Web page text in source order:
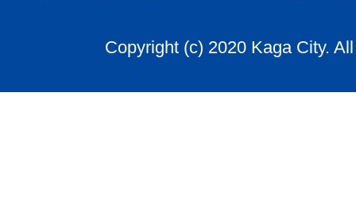
Copyright (c) 2020 Kaga City.